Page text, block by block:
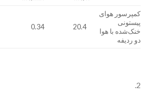
کمپرسور هوای
پیستونی
خنک‌شده با هوا
دو ردیفه
20.4
0.34
2.